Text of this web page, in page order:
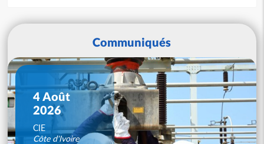
Communiqués
4 Août
2026
CIE
Côte d'Ivoire